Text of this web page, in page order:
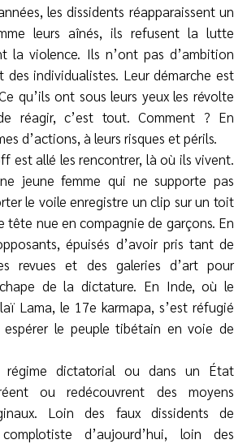
les dissidents réapparaissent un
leurs aînés, ils refusent la lutte
la violence. Ils n’ont pas d’ambition
individualistes. Leur démarche est
qu’ils ont sous leurs yeux les révolte
réagir, c’est tout. Comment ? En
d’actions, à leurs risques et périls.
est allé les rencontrer, là où ils vivent.
jeune femme qui ne supporte pas
le voile enregistre un clip sur un toit
tête nue en compagnie de garçons. En
épuisés d’avoir pris tant de
revues et des galeries d’art pour
de la dictature. En Inde, où le
Lama, le 17e karmapa, s’est réfugié
le peuple tibétain en voie de
régime dictatorial ou dans un État
ou redécouvrent des moyens
Loin des faux dissidents de
d’aujourd’hui, loin des